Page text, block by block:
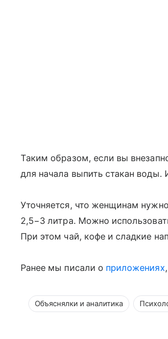
Таким образом, если вы
для начала выпить стакан воды.
Уточняется, что женщинам
2,5−3 литра. Можно
При этом чай, кофе и сладкие
Ранее мы писали о приложениях
Объяснялки и аналитика